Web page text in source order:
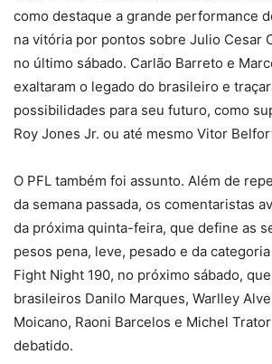
como destaque a grande performance
na vitória por pontos sobre Julio Cesar
no último sábado. Carlão Barreto e
exaltaram o legado do brasileiro e
possibilidades para seu futuro, como
Roy Jones Jr. ou até mesmo Vitor
O PFL também foi assunto. Além de
da semana passada, os comentaristas
da próxima quinta-feira, que define as
pesos pena, leve, pesado e da
Fight Night 190, no próximo sábado,
brasileiros Danilo Marques, Warlley
Moicano, Raoni Barcelos e Michel
debatido.